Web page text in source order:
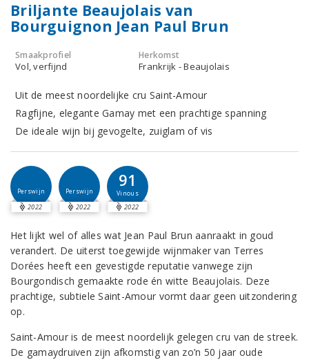
Briljante Beaujolais van
Bourguignon Jean Paul Brun
Smaakprofiel
Vol, verfijnd
Herkomst
Frankrijk - Beaujolais
Uit de meest noordelijke cru Saint-Amour
Ragfijne, elegante Gamay met een prachtige spanning
De ideale wijn bij gevogelte, zuiglam of vis
Perswijn
2022
Perswijn
2022
91
Vinous
2022
Het lijkt wel of alles wat Jean Paul Brun aanraakt in goud
verandert. De uiterst toegewijde wijnmaker van Terres
Dorées heeft een gevestigde reputatie vanwege zijn
Bourgondisch gemaakte rode én witte Beaujolais. Deze
prachtige, subtiele Saint-Amour vormt daar geen uitzondering
op.
Saint-Amour is de meest noordelijk gelegen cru van de streek.
De gamaydruiven zijn afkomstig van zo’n 50 jaar oude